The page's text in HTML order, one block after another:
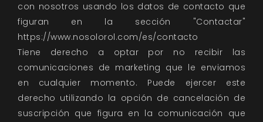
con nosotros usando los datos de contacto que
figuran en la sección "Contactar"
https://www.nosolorol.com/es/contacto
Tiene derecho a optar por no recibir las
comunicaciones de marketing que le enviamos
en cualquier momento. Puede ejercer este
derecho utilizando la opción de cancelación de
suscripción que figura en la comunicación que